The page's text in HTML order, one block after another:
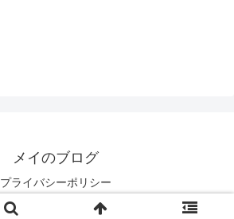
メイのブログ
プライバシーポリシー
© 2023 メイのブログ.